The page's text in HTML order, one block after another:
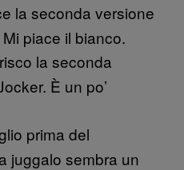
la seconda versione
piace il bianco.
la seconda
È un po’
prima del
juggalo sembra un